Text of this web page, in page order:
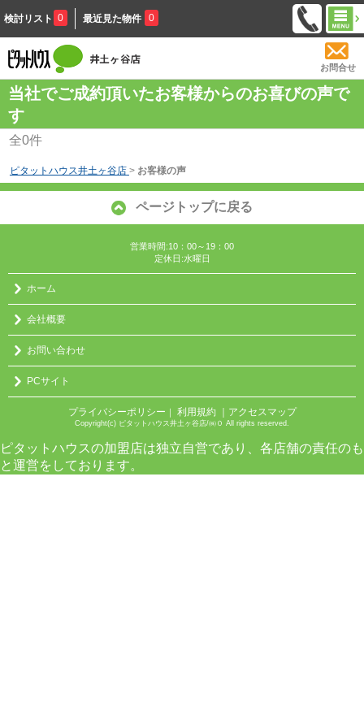
検討リスト 0 最近見た物件 0
お問合せ
当社でご成約頂いたお客様からのお喜びの声で
す
全0件
ピタットハウス井土ヶ谷店 > お客様の声
ページトップに戻る
営業時間:10：00～19：00
定休日:水曜日
ホーム
会社概要
お問い合わせ
PCサイト
プライバシーポリシー ｜ 利用規約 ｜アクセスマップ
Copyright(c) ピタットハウス井土ヶ谷店/㈱０ All rights reserved.
ピタットハウスの加盟店は独立自営であり、各店舗の責任のも
と運営をしております。